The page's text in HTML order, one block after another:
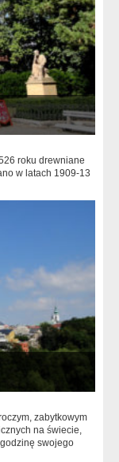
roku drewniane
w latach 1909-13
zabytkowym
na świecie,
swojego